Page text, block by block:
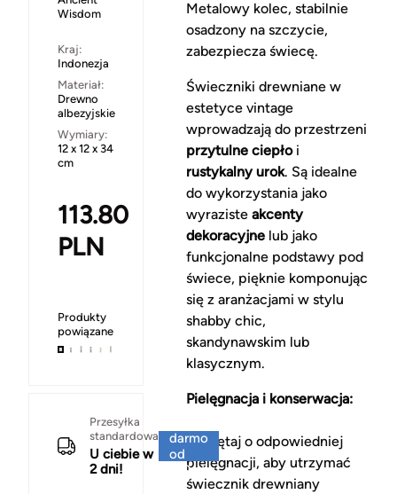
Wisdom
Kraj:
Indonezja
Materiał:
Drewno
albezyjskie
Wymiary:
12 x 12 x 34
cm
113.80
PLN
Produkty
powiązane
Przesyłka
standardowa
U ciebie w
2 dni!
darmo
od
150 zł
Metalowy kolec, stabilnie
osadzony na szczycie,
zabezpiecza świecę.
Świeczniki drewniane w
estetyce vintage
wprowadzają do przestrzeni
przytulne ciepłoi
rustykalny urok. Są idealne
do wykorzystania jako
wyraziste akcenty
dekoracyjnelub jako
funkcjonalne podstawy pod
świece, pięknie komponując
się z aranżacjami w stylu
shabby chic,
skandynawskim lub
klasycznym.
Pielęgnacja i konserwacja:
Pamiętaj o odpowiedniej
pielęgnacji, aby utrzymać
świecznik drewniany